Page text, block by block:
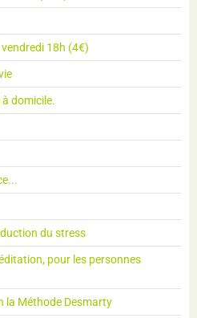
18h (4€)
domicile.
du stress
pour les personnes
la Méthode Desmarty